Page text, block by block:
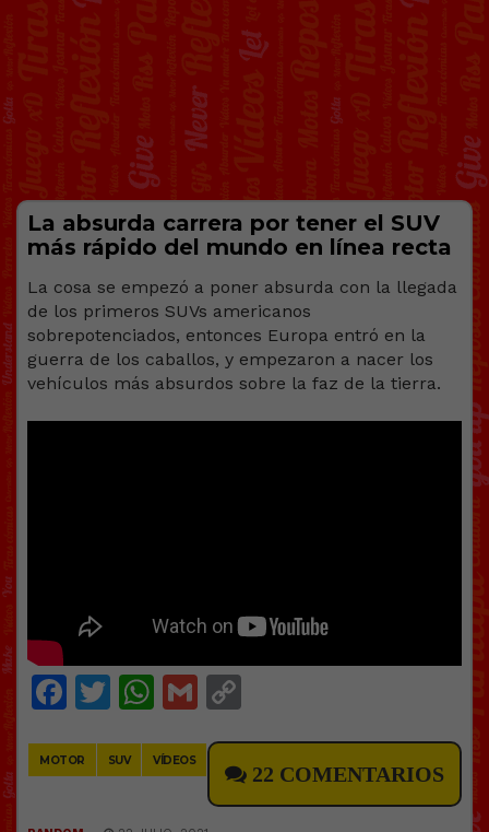
La absurda carrera por tener el SUV
más rápido del mundo en línea recta
La cosa se empezó a poner absurda con la llegada
de los primeros SUVs americanos
sobrepotenciados, entonces Europa entró en la
guerra de los caballos, y empezaron a nacer los
vehículos más absurdos sobre la faz de la tierra.
Facebook
Twitter
WhatsApp
Gmail
MOTOR SUV VÍDEOS
22 COMENTARIOS